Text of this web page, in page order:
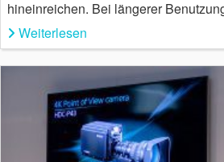
hineinreichen. Bei längerer
Weiterlesen